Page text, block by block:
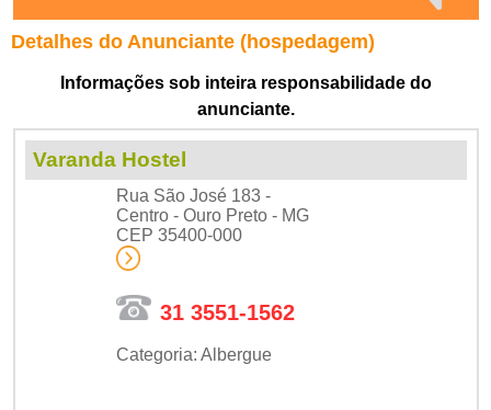
Detalhes do Anunciante (hospedagem)
Informações sob inteira responsabilidade do
anunciante.
Varanda Hostel
Rua São José 183 -
Centro - Ouro Preto - MG
CEP 35400-000
31 3551-1562
Categoria: Albergue